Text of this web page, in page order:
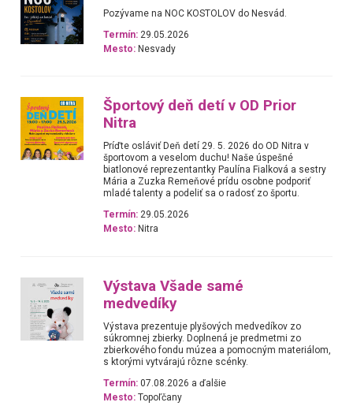
Pozývame na NOC KOSTOLOV do Nesvád.
Termín: 29.05.2026
Mesto: Nesvady
Športový deň detí v OD Prior
Nitra
Príďte osláviť Deň detí 29. 5. 2026 do OD Nitra v
športovom a veselom duchu! Naše úspešné
biatlonové reprezentantky Paulína Fialková a sestry
Mária a Zuzka Remeňové prídu osobne podporiť
mladé talenty a podeliť sa o radosť zo športu.
Termín: 29.05.2026
Mesto: Nitra
Výstava Všade samé
medvedíky
Výstava prezentuje plyšových medvedíkov zo
súkromnej zbierky. Doplnená je predmetmi zo
zbierkového fondu múzea a pomocným materiálom,
s ktorými vytvárajú rôzne scénky.
Termín: 07.08.2026 a ďalšie
Mesto: Topoľčany